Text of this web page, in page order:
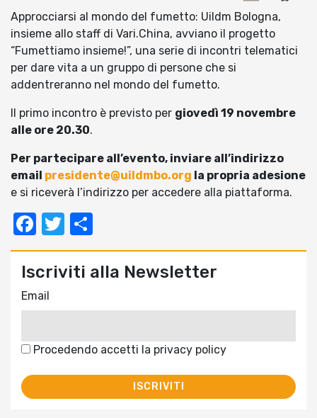
Approcciarsi al mondo del fumetto: Uildm Bologna,
insieme allo staff di Vari.China, avviano il progetto
“Fumettiamo insieme!”, una serie di incontri telematici
per dare vita a un gruppo di persone che si
addentreranno nel mondo del fumetto.
Il primo incontro è previsto per giovedì 19 novembre
alle ore 20.30.
Per partecipare all’evento, inviare all’indirizzo
email presidente@uildmbo.org la propria adesione
e si riceverà l’indirizzo per accedere alla piattaforma.
Facebook
Twitter
Iscriviti alla Newsletter
Email
Procedendo accetti la privacy policy